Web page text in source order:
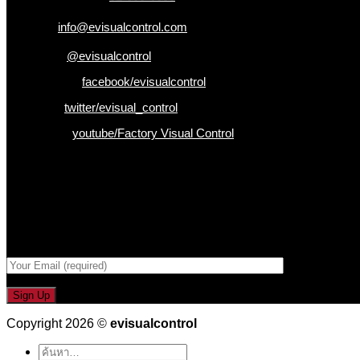
info@evisualcontrol.com
@evisualcontrol
facebook/evisualcontrol
twitter/evisual_control
youtube/Factory Visual Control
Copyright 2026 © evisualcontrol
ค้นหา: